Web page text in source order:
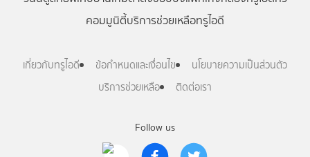
Follow us
คอมมูนิตี้บริการช่วยเหลือทรูไอดี
เกี่ยวกับทรูไอดี ข้อกำหนดและเงื่อนไข
นโยบายความเป็นส่วนตัว
บริการช่วยเหลือ
ติดต่อเรา